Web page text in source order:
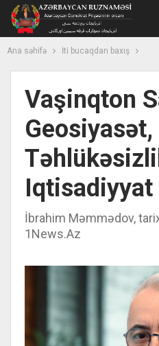
Ana səhifə İti bucaqdan baxış
Vaşinqton
Geosiyasət,
Iqtisadiyyat
İbrahim Məmmədov,
1News.Az